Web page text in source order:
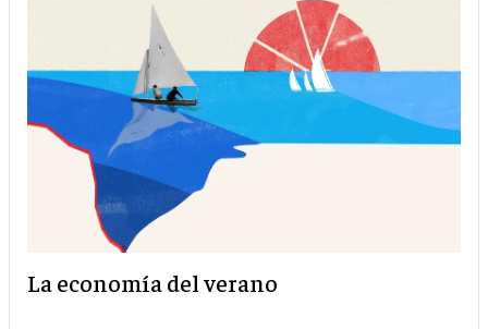
La economía del verano